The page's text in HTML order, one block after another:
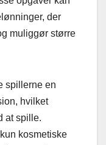
der
muliggør større
spillerne en
hvilket
at spille.
kosmetiske